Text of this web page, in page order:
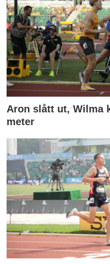
Aron slått ut, Wilma
meter